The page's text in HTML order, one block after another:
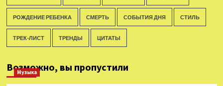
РОЖДЕНИЕ РЕБЕНКА СМЕРТЬ СОБЫТИЯ ДНЯ СТИЛЬ
ТРЕК-ЛИСТ ТРЕНДЫ ЦИТАТЫ
Возможно, вы пропустили
Музыка